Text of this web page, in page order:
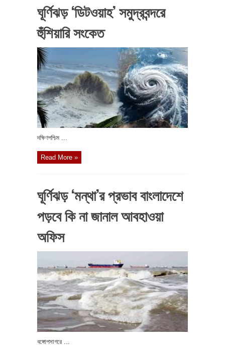
ঘূর্ণিঝড় ‘ডিটওয়াহ’ সমুদ্রবন্দরে
হুঁশিয়ারি সংকেত
দক্ষিণপশ্চিম ...
Read More »
ঘূর্ণিঝড় ‘মন্থা’র প্রভাব বাংলাদেশে
পড়বে কি না জানাল আবহাওয়া
অফিস
বঙ্গোপসাগরে ...